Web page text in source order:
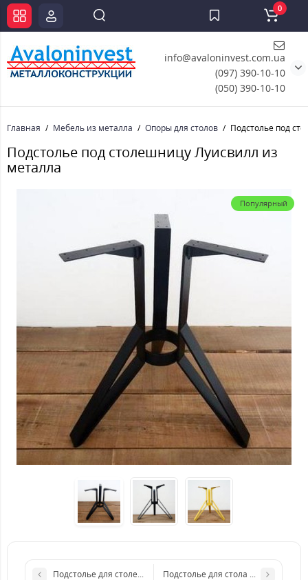
info@avaloninvest.com.ua
(097) 390-10-10
(050) 390-10-10
0
Главная Мебель из металла Опоры для столов Подстолье под
Подстолье под столешницу Луисвилл из
металла
Популярный
Подстолье для столешницы Балтимор из ненржавейки
Подстолье для стола Портленд из